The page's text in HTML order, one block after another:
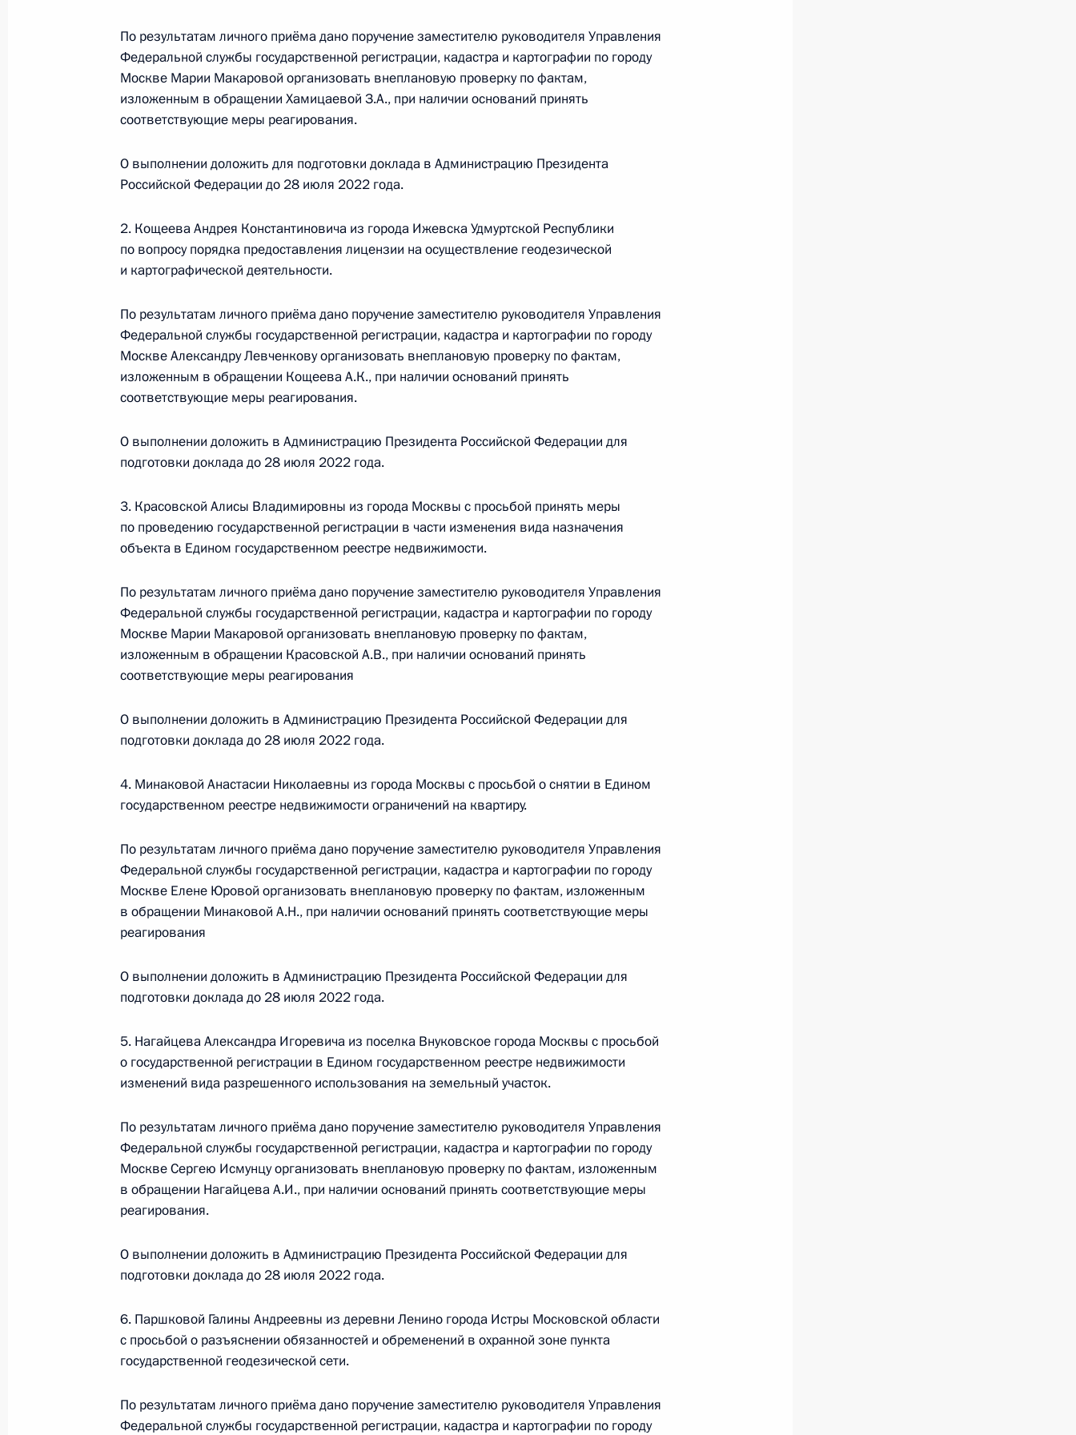
О ходе исполнения поручения, данного по итогам личного приёма в режиме видео-
конференц-связи жителя Краснодарского края, проведённого по поручению
Президента Российской Федерации помощником Президента Российской
Федерации Игорем Левитиным в Приёмной Президента Российской Федерации
по приёму граждан в Москве 24 марта 2020 года
О ходе исполнения поручения, данного по итогам личного приёма в режиме видео-
конференц-связи жительницы Новгородской области, проведённого по поручению
Президента Российской Федерации начальником Управления Президента
Михаилом Михайловским в Приёмной Президента Российской Федерации
по приёму граждан в Москве 19 апреля 2022 года
30 июня 2022 года, 18:01
конференц-связи жительницы Санкт-Петербурга, проведённого по поручению
Президента Российской Федерации заместителем Руководителя Администрации
Президента Российской Федерации по приёму граждан в Москве 23 декабря
2020 года
29 июня 2022 года, среда
Приняты меры по итогам личного приёма в режиме видео-конференц-связи
Президента Российской Федерации заместителем Руководителя Администрации
Президента Российской Федерации Магомедсаламом Магомедовым в Приёмной
2021 года
29 июня 2022 года, 19:11
Исполнено поручение (меры приняты), данное по итогам личного приёма в режиме
видео-конференц-связи жителя Алтайского края, проведённого по поручению
Президента Российской Федерации начальником Управления Президента
в Приёмной Президента Российской Федерации по приёму граждан в Москве 22
октября 2021 года
Исполнено поручение (меры приняты), данное по итогам личного приёма в режиме
Президента Российской Федерации помощником Президента Российской
Федерации – начальником Контрольного управления Президента Российской
Федерации Дмитрием Шальковым в Приёмной Президента Российской Федерации
по приёму граждан в Москве 20 ноября 2018 года
руководитель Управления Федеральной службы государственной регистрации,
кадастра и картографии по Москве Игорь Майданов провёл в Приёмной
Президента Российской Федерации по приёму граждан в Москве личный приём
29 июня 2022 года, 19:11
По результатам личного приёма дано поручение заместителю руководителя Управления
Федеральной службы государственной регистрации, кадастра и картографии по городу
Москве Марии Макаровой организовать внеплановую проверку по фактам,
изложенным в обращении Хамицаевой З.А., при наличии оснований принять
соответствующие меры реагирования.
О выполнении доложить для подготовки доклада в Администрацию Президента
Российской Федерации до 28 июля 2022 года.
2. Кощеева Андрея Константиновича из города Ижевска Удмуртской Республики
по вопросу порядка предоставления лицензии на осуществление геодезической
и картографической деятельности.
По результатам личного приёма дано поручение заместителю руководителя Управления
Федеральной службы государственной регистрации, кадастра и картографии по городу
Москве Александру Левченкову организовать внеплановую проверку по фактам,
изложенным в обращении Кощеева А.К., при наличии оснований принять
соответствующие меры реагирования.
О выполнении доложить в Администрацию Президента Российской Федерации для
подготовки доклада до 28 июля 2022 года.
3. Красовской Алисы Владимировны из города Москвы с просьбой принять меры
по проведению государственной регистрации в части изменения вида назначения
объекта в Едином государственном реестре недвижимости.
По результатам личного приёма дано поручение заместителю руководителя Управления
Федеральной службы государственной регистрации, кадастра и картографии по городу
Москве Марии Макаровой организовать внеплановую проверку по фактам,
изложенным в обращении Красовской А.В., при наличии оснований принять
соответствующие меры реагирования
О выполнении доложить в Администрацию Президента Российской Федерации для
подготовки доклада до 28 июля 2022 года.
4. Минаковой Анастасии Николаевны из города Москвы с просьбой о снятии в Едином
государственном реестре недвижимости ограничений на квартиру.
По результатам личного приёма дано поручение заместителю руководителя Управления
Федеральной службы государственной регистрации, кадастра и картографии по городу
Москве Елене Юровой организовать внеплановую проверку по фактам, изложенным
в обращении Минаковой А.Н., при наличии оснований принять соответствующие меры
реагирования
О выполнении доложить в Администрацию Президента Российской Федерации для
подготовки доклада до 28 июля 2022 года.
5. Нагайцева Александра Игоревича из поселка Внуковское города Москвы с просьбой
о государственной регистрации в Едином государственном реестре недвижимости
изменений вида разрешенного использования на земельный участок.
По результатам личного приёма дано поручение заместителю руководителя Управления
Федеральной службы государственной регистрации, кадастра и картографии по городу
Москве Сергею Исмунцу организовать внеплановую проверку по фактам, изложенным
в обращении Нагайцева А.И., при наличии оснований принять соответствующие меры
реагирования.
О выполнении доложить в Администрацию Президента Российской Федерации для
подготовки доклада до 28 июля 2022 года.
6. Паршковой Галины Андреевны из деревни Ленино города Истры Московской области
с просьбой о разъяснении обязанностей и обременений в охранной зоне пункта
государственной геодезической сети.
По результатам личного приёма дано поручение заместителю руководителя Управления
Федеральной службы государственной регистрации, кадастра и картографии по городу